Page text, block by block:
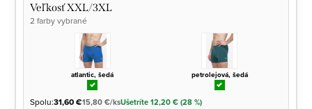
Veľkosť XXL/3XL
2 farby vybrané
atlantic, šedá petrolejová, šedá
Spolu:31,60 €15,80 €/ksUšetríte 12,20 € (28 %)